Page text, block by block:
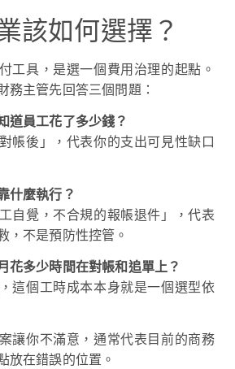
該如何選擇？
工具，是選一個費用治理的起點。
務主管先回答三個問題：
道員工花了多少錢？
帳後」，代表你的支出可見性缺口
什麼執行？
自覺，不合規的報帳退件」，代表
，不是預防性控管。
花多少時間在對帳和追單上？
這個工時成本本身就是一個選型依
讓你不滿意，通常代表目前的商務
放在錯誤的位置。